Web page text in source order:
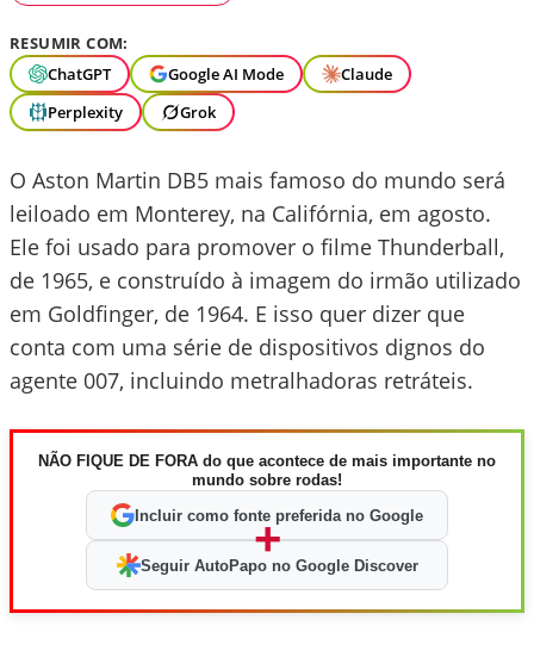
RESUMIR COM:
ChatGPT
Google AI Mode
Claude
Perplexity
Grok
O Aston Martin DB5 mais famoso do mundo será
leiloado em Monterey, na Califórnia, em agosto.
Ele foi usado para promover o filme Thunderball,
de 1965, e construído à imagem do irmão utilizado
em Goldfinger, de 1964. E isso quer dizer que
conta com uma série de dispositivos dignos do
agente 007, incluindo metralhadoras retráteis.
NÃO FIQUE DE FORA do que acontece de mais importante no
mundo sobre rodas!
Incluir como fonte preferida no Google
+
Seguir AutoPapo no Google Discover